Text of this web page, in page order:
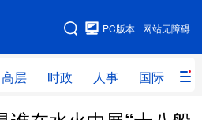
网站无障碍
PC版本
高层 时政 人事 国际 财
网站地图